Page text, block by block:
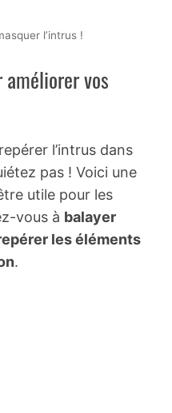
l’intrus !
améliorer vos
l’intrus dans
pas ! Voici une
utile pour les
vous à balayer
les éléments
.